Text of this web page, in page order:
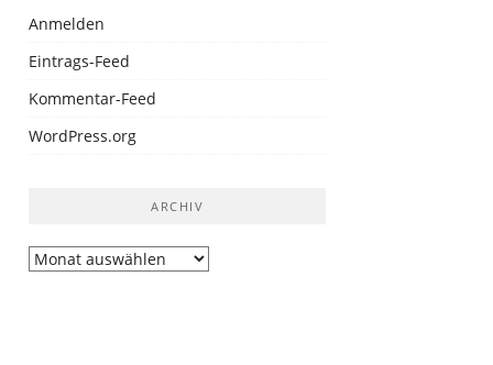
Anmelden
Eintrags-Feed
Kommentar-Feed
WordPress.org
ARCHIV
Archiv